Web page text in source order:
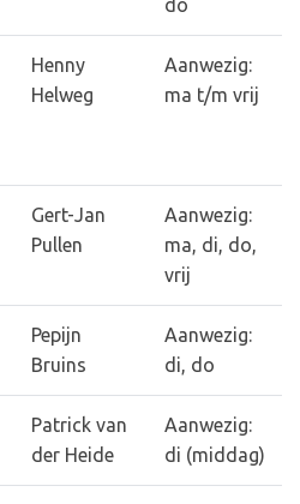
do
Henny
Helweg
Aanwezig:
ma t/m vrij
Gert-Jan
Pullen
Aanwezig:
ma, di, do,
vrij
Pepijn
Bruins
Aanwezig:
di, do
Patrick van
der Heide
Aanwezig:
di (middag)